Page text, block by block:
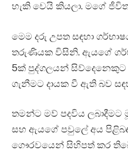
හැකි වෙයි කියලා. මගේ
මෙම දරු උපත සඳහා
තරුණියක විසිනි. ඇයගේ
5ක් පුද්ගලයන් සිව්දෙනෙකුට
ගැනීමට දායක වී ඇති බව
තමන්ට මව් පදවිය ලබාදීමට
සහ ඇයගේ පවුලේ අය
ගෞරවයෙන් සිහිපත් කර